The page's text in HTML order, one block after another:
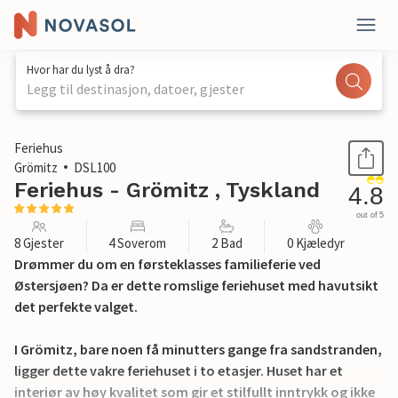
Hvor har du lyst å dra?
Legg til destinasjon, datoer, gjester
1 / 34
Feriehus
Grömitz
DSL100
Feriehus - Grömitz , Tyskland 4.8
out of 5
8 Gjester 4 Soverom 2 Bad 0 Kjæledyr
Drømmer du om en førsteklasses familieferie ved
Østersjøen? Da er dette romslige feriehuset med havutsikt
det perfekte valget.
I Grömitz, bare noen få minutters gange fra sandstranden,
ligger dette vakre feriehuset i to etasjer. Huset har et
interiør av høy kvalitet som gir et stilfullt inntrykk og ikke